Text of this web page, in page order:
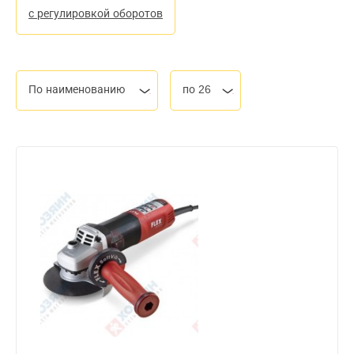
с регулировкой оборотов
По наименованию по 26